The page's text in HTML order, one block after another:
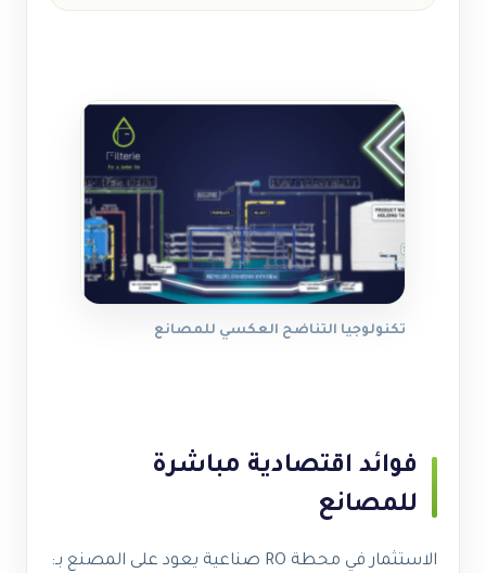
تكنولوجيا التناضح العكسي للمصانع
فوائد اقتصادية مباشرة
للمصانع
الاستثمار في محطة RO صناعية يعود على المصنع بـ: